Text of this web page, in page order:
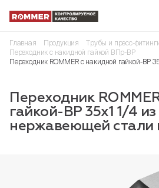
Главная Продукция
Трубы и пресс-
Переходник с накидной гайкой ВПр-ВР
Переходник ROMMER с накидной гайкой-ВР
Переходник
гайкой-ВР 35х1 1/4 из
нержавеющей стали